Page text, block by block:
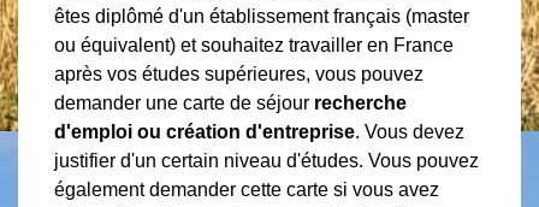
êtes diplômé d'un établissement français (master
ou équivalent) et souhaitez travailler en France
après vos études supérieures, vous pouvez
demander une carte de séjour recherche
d'emploi ou création d'entreprise. Vous devez
justifier d'un certain niveau d'études. Vous pouvez
également demander cette carte si vous avez